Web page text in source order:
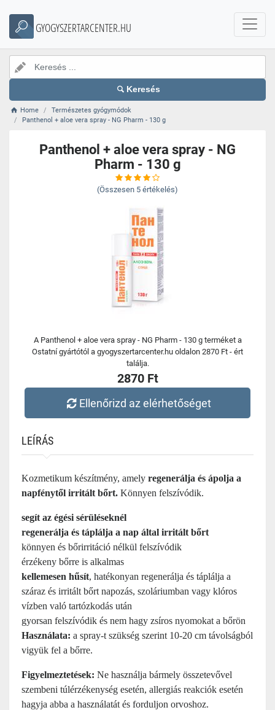
GYOGYSZERTARCENTER.HU
Keresés
Home
Természetes gyógymódok
Panthenol + aloe vera spray - NG Pharm - 130 g
Panthenol + aloe vera spray - NG
Pharm - 130 g
(Összesen 5 értékelés)
A Panthenol + aloe vera spray - NG Pharm - 130 g terméket a
Ostatní gyártótól a gyogyszertarcenter.hu oldalon 2870 Ft - ért
találja.
2870 Ft
Ellenőrizd az elérhetőséget
LEÍRÁS
Kozmetikum készítmény, amely regenerálja és ápolja a
napfénytől irritált bőrt. Könnyen felszívódik.
segít az égési sérüléseknél
regenerálja és táplálja a nap által irritált bőrt
könnyen és bőrirritáció nélkül felszívódik
érzékeny bőrre is alkalmas
kellemesen hűsít, hatékonyan regenerálja és táplálja a
száraz és irritált bőrt napozás, szoláriumban vagy klóros
vízben való tartózkodás után
gyorsan felszívódik és nem hagy zsíros nyomokat a bőrön
Használata: a spray-t szükség szerint 10-20 cm távolságból
vigyük fel a bőrre.
Figyelmeztetések: Ne használja bármely összetevővel
szembeni túlérzékenység esetén, allergiás reakciók esetén
hagyja abba a használatát és forduljon orvoshoz.